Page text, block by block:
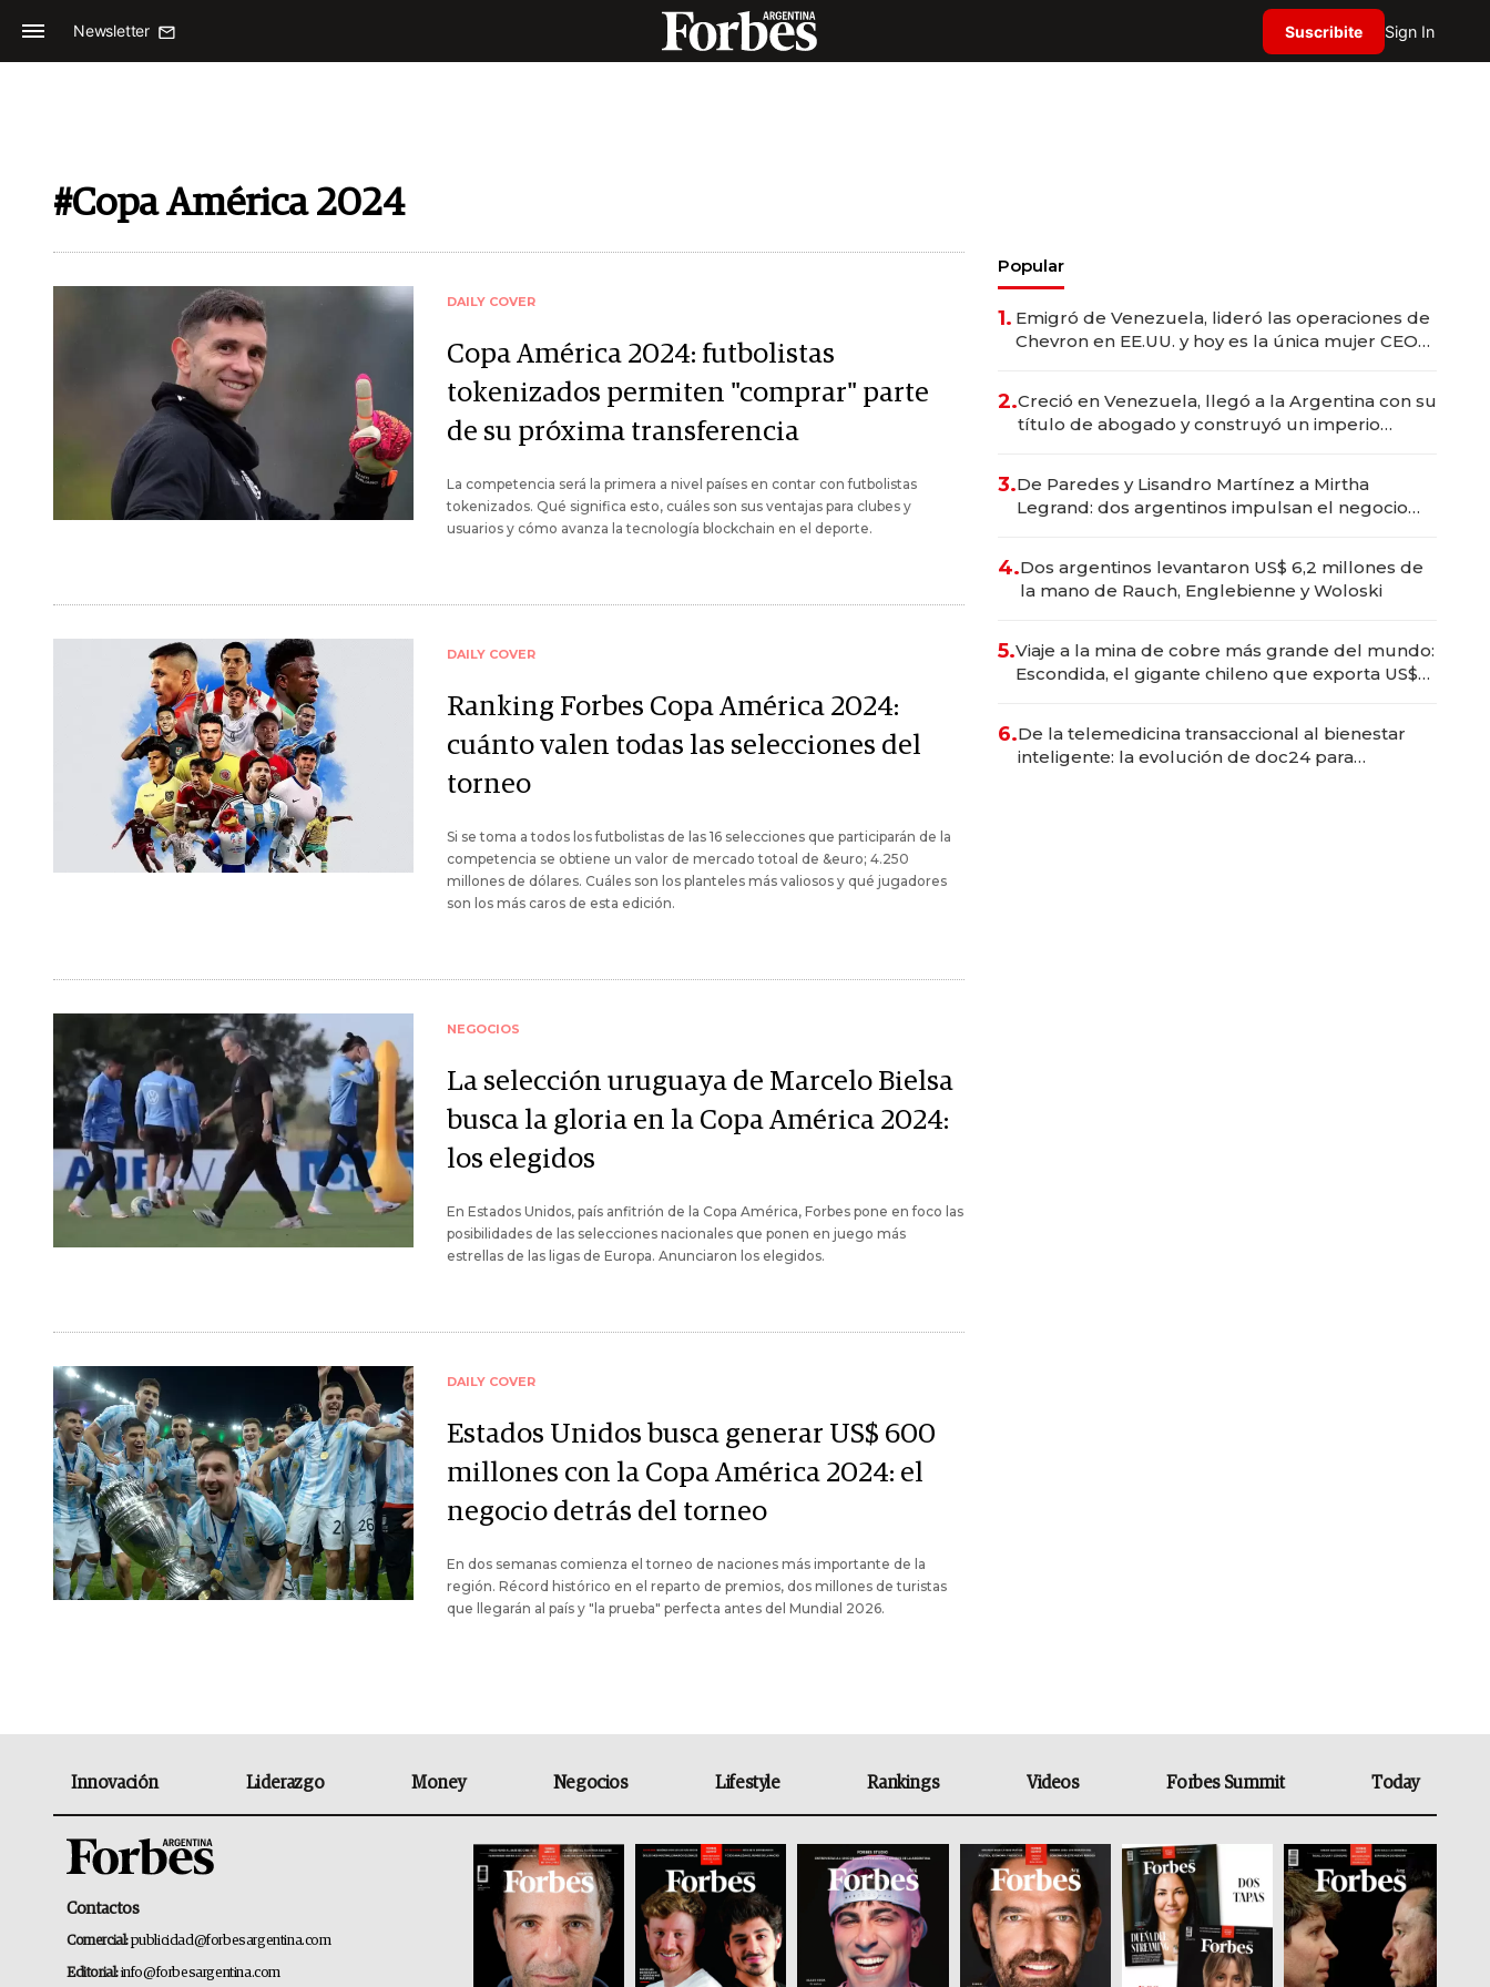
Newsletter Suscribite Sign In
#Copa América 2024
DAILY COVER
Copa América 2024: futbolistas
tokenizados permiten "comprar" parte
de su próxima transferencia
La competencia será la primera a nivel países en contar con futbolistas
tokenizados. Qué significa esto, cuáles son sus ventajas para clubes y
usuarios y cómo avanza la tecnología blockchain en el deporte.
DAILY COVER
Ranking Forbes Copa América 2024:
cuánto valen todas las selecciones del
torneo
Si se toma a todos los futbolistas de las 16 selecciones que participarán de la
competencia se obtiene un valor de mercado totoal de &euro; 4.250
millones de dólares. Cuáles son los planteles más valiosos y qué jugadores
son los más caros de esta edición.
NEGOCIOS
La selección uruguaya de Marcelo Bielsa
busca la gloria en la Copa América 2024:
los elegidos
En Estados Unidos, país anfitrión de la Copa América, Forbes pone en foco las
posibilidades de las selecciones nacionales que ponen en juego más
estrellas de las ligas de Europa. Anunciaron los elegidos.
DAILY COVER
Estados Unidos busca generar US$ 600
millones con la Copa América 2024: el
negocio detrás del torneo
En dos semanas comienza el torneo de naciones más importante de la
región. Récord histórico en el reparto de premios, dos millones de turistas
que llegarán al país y "la prueba" perfecta antes del Mundial 2026.
Popular
1. Emigró de Venezuela, lideró las operaciones de
Chevron en EE.UU. y hoy es la única mujer CEO
2.Creció en Venezuela, llegó a la Argentina con su
título de abogado y construyó un imperio
3.De Paredes y Lisandro Martínez a Mirtha
Legrand: dos argentinos impulsan el negocio
4.Dos argentinos levantaron US$ 6,2 millones de
la mano de Rauch, Englebienne y Woloski
5.Viaje a la mina de cobre más grande del mundo:
Escondida, el gigante chileno que exporta US$
6.De la telemedicina transaccional al bienestar
inteligente: la evolución de doc24 para
Innovación Liderazgo Money Negocios Lifestyle Rankings Videos Forbes Summit Today
Contactos
Comercial:publicidad@forbesargentina.com
Editorial:info@forbesargentina.com